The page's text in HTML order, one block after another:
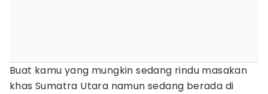
Buat kamu yang mungkin sedang rindu masakan
khas Sumatra Utara namun sedang berada di